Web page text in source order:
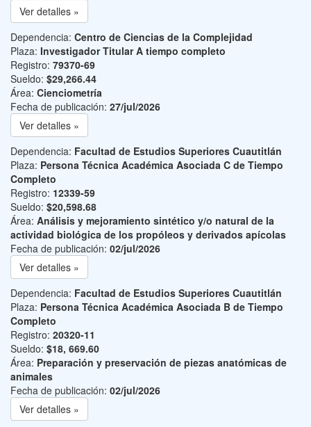
Ver detalles »
Dependencia: Centro de Ciencias de la Complejidad
Plaza: Investigador Titular A tiempo completo
Registro: 79370-69
Sueldo: $29,266.44
Área: Cienciometría
Fecha de publicación: 27/jul/2026
Ver detalles »
Dependencia: Facultad de Estudios Superiores Cuautitlán
Plaza: Persona Técnica Académica Asociada C de Tiempo
Completo
Registro: 12339-59
Sueldo: $20,598.68
Área: Análisis y mejoramiento sintético y/o natural de la
actividad biológica de los propóleos y derivados apícolas
Fecha de publicación: 02/jul/2026
Ver detalles »
Dependencia: Facultad de Estudios Superiores Cuautitlán
Plaza: Persona Técnica Académica Asociada B de Tiempo
Completo
Registro: 20320-11
Sueldo: $18, 669.60
Área: Preparación y preservación de piezas anatómicas de
animales
Fecha de publicación: 02/jul/2026
Ver detalles »